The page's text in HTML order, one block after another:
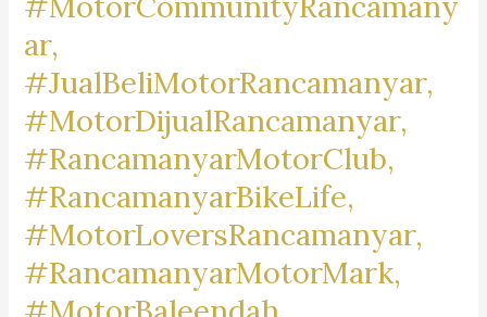
Marpaung,
S.H.
M.H.
&
ar,
#JualBeliMotorRancamanyar,
#MotorDijualRancamanyar,
#RancamanyarMotorClub,
#RancamanyarBikeLife,
#MotorLoversRancamanyar,
#RancamanyarMotorMark,